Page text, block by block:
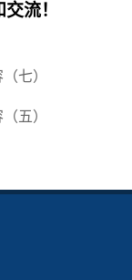
流！
七）
五）